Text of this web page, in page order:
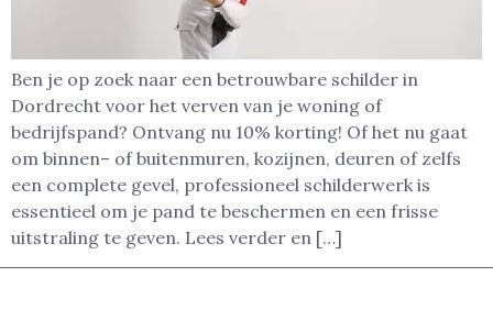
Ben je op zoek naar een betrouwbare schilder in
Dordrecht voor het verven van je woning of
bedrijfspand? Ontvang nu 10% korting! Of het nu gaat
om binnen– of buitenmuren, kozijnen, deuren of zelfs
een complete gevel, professioneel schilderwerk is
essentieel om je pand te beschermen en een frisse
uitstraling te geven. Lees verder en […]